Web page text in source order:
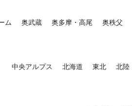
ム 奥武蔵 奥多摩・高尾 奥秩父
中央アルプス 北海道 東北 北陸